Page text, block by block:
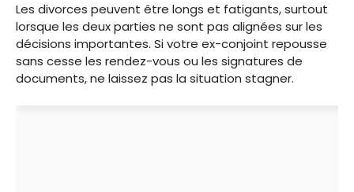
Les divorces peuvent être longs et fatigants, surtout
lorsque les deux parties ne sont pas alignées sur les
décisions importantes. Si votre ex-conjoint repousse
sans cesse les rendez-vous ou les signatures de
documents, ne laissez pas la situation stagner.